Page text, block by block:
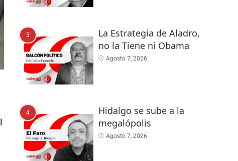
3
La Estrategia de Aladro,
no la Tiene ni Obama
Agosto 7, 2026
4
Hidalgo se sube a la
megalópolis
Agosto 7, 2026